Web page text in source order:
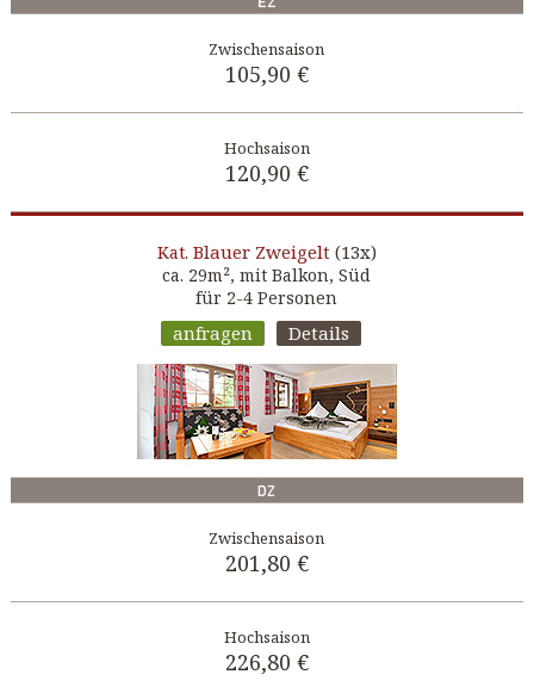
105,90 €
120,90 €
Kat. Blauer Zweigelt (13x)
ca. 29m², mit Balkon, Süd
für 2-4 Personen
anfragen Details
DZ
201,80 €
226,80 €